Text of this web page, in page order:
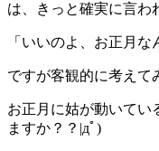
は、きっと確実に言わ
「いいのよ、お正月
ですが客観的に考えて
お正月に姑が動いてい
ますか？？|дﾟ)